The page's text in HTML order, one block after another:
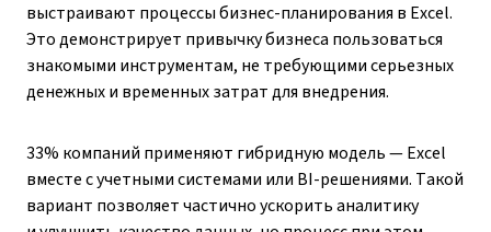
выстраивают процессы бизнес-планирования в Excel.
Это демонстрирует привычку бизнеса пользоваться
знакомыми инструментам, не требующими серьезных
денежных и временных затрат для внедрения.
33% компаний применяют гибридную модель — Excel
вместе с учетными системами или BI-решениями. Такой
вариант позволяет частично ускорить аналитику